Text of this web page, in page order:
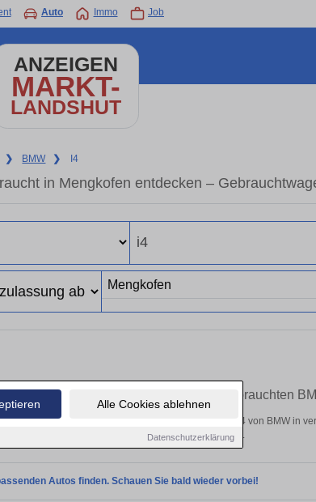
Alle Cookies ablehnen
Datenschutzerklärung
Auto Immo Job
ANZEIGEN
MARKT-
LANDSHUT
❯ BMW ❯ I4
in Mengkofen entdecken –
Finden Sie in Mengkofen Ihren gebrauchten
i4 Gebrauchtwagen? Entdecken Sie gebrauchte i4 von BMW in
privat und vom Händler.
Autos finden. Schauen Sie bald wieder vorbei!